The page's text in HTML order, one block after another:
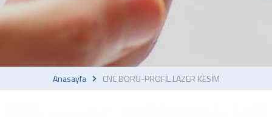
Anasayfa CNC BORU-PROFİL LAZER KESİM